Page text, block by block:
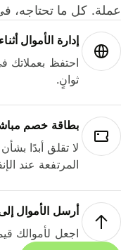
كل ما تحتاجه، في
إدارة الأموال أثناء
احتفظ بعملاتك في
ثوانٍ.
بطاقة خصم مباشر
لا تقلق أبدًا
المرتفعة عند
أرسل الأموال إلى
اجعل لأموالك